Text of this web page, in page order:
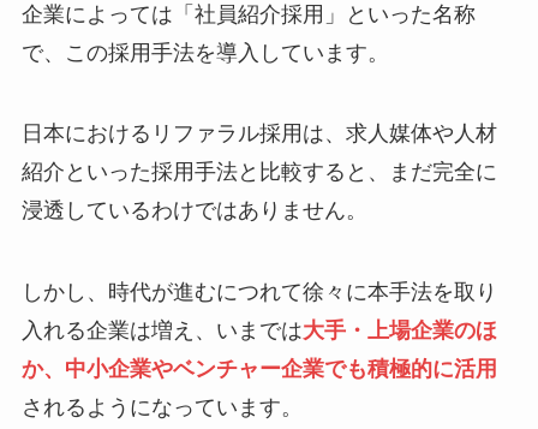
企業によっては「社員紹介採用」といった名称
で、この採用手法を導入しています。
日本におけるリファラル採用は、求人媒体や人材
紹介といった採用手法と比較すると、まだ完全に
浸透しているわけではありません。
しかし、時代が進むにつれて徐々に本手法を取り
入れる企業は増え、いまでは大手・上場企業のほ
か、中小企業やベンチャー企業でも積極的に活用
されるようになっています。